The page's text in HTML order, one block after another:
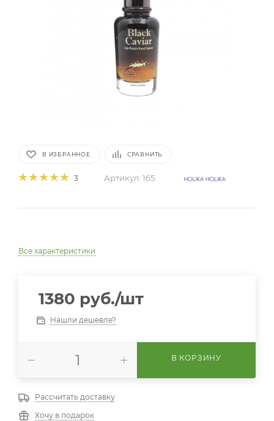
В ИЗБРАННОЕ СРАВНИТЬ
3 Артикул: 165
Все характеристики
1380 руб./шт
Нашли дешевле?
В КОРЗИНУ
Рассчитать доставку
Хочу в подарок